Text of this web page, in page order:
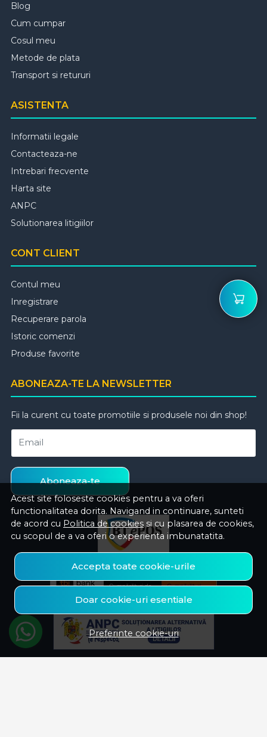
Acest site foloseste cookies pentru a va oferi
functionalitatea dorita. Navigand in continuare, sunteti
de acord cu Politica de cookies si cu plasarea de cookies,
cu scopul de a va oferi o experienta imbunatatita.
Accepta toate cookie-urile
Doar cookie-uri esentiale
Preferinte cookie-uri
Blog
Cum cumpar
Cosul meu
Metode de plata
Transport si retururi
ASISTENTA
Informatii legale
Contacteaza-ne
Intrebari frecvente
Harta site
ANPC
Solutionarea litigiilor
CONT CLIENT
Contul meu
Inregistrare
Recuperare parola
Istoric comenzi
Produse favorite
ABONEAZA-TE LA NEWSLETTER
Fii la curent cu toate promotiile si produsele noi din shop!
Email
Aboneaza-te